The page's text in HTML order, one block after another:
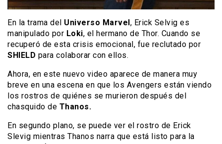
En la trama del Universo Marvel, Erick Selvig es
manipulado por Loki, el hermano de Thor. Cuando se
recuperó de esta crisis emocional, fue reclutado por
SHIELD para colaborar con ellos.
Ahora, en este nuevo video aparece de manera muy
breve en una escena en que los Avengers están viendo
los rostros de quiénes se murieron después del
chasquido de Thanos.
En segundo plano, se puede ver el rostro de Erick
Slevig mientras Thanos narra que está listo para la